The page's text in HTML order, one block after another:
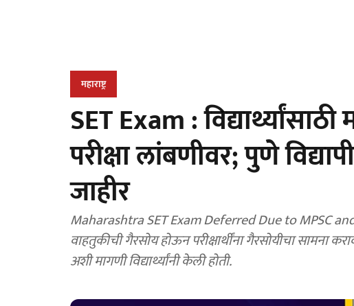
महाराष्ट्र
SET Exam : विद्यार्थ्यांसाठी
परीक्षा लांबणीवर; पुणे
जाहीर
Maharashtra SET Exam Deferred Due to MPSC and
वाहतुकीची गैरसोय होऊन परीक्षार्थींना गैरसोयीचा सामना
अशी मागणी विद्यार्थ्यांनी केली होती.